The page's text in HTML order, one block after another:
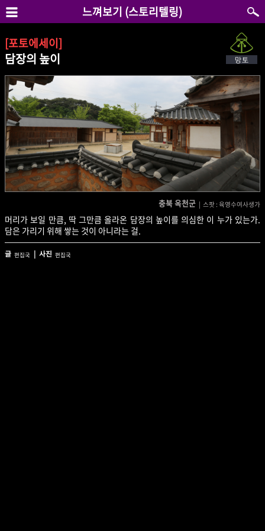
느껴보기 (스토리텔링)
[포토에세이]
담장의 높이
충북 옥천군 | 스팟 : 육영수여사생가
머리가 보일 만큼, 딱 그만큼 올라온 담장의 높이를 의심한 이 누가 있는가.
담은 가리기 위해 쌓는 것이 아니라는 걸.
글 편집국 | 사진 편집국